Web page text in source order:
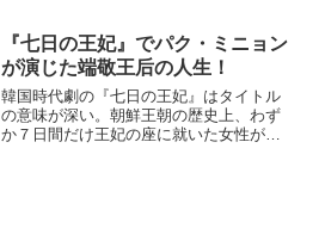
『七日の王妃』でパク・ミニョン
が演じた端敬王后の人生！
韓国時代劇の『七日の王妃』はタイトル
の意味が深い。朝鮮王朝の歴史上、わず
か７日間だけ王妃の座に就いた女性が存